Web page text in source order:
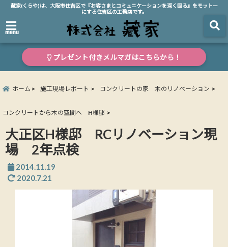
藏家(くらや)は、大阪市住吉区で『お客さまとコミュニケーションを深く図る』をモットー
にする住吉区の工務店です。
menu
プレゼント付きメルマガはこちらから！
ホーム 施工現場レポート コンクリートの家 木のリノベーション
コンクリートから木の空間へ H様邸
大正区H様邸 RCリノベーション現
場 2年点検
2014.11.19
2020.7.21